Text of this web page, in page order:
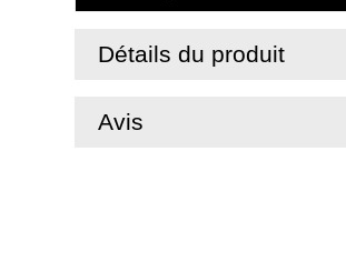
Détails du produit
Avis